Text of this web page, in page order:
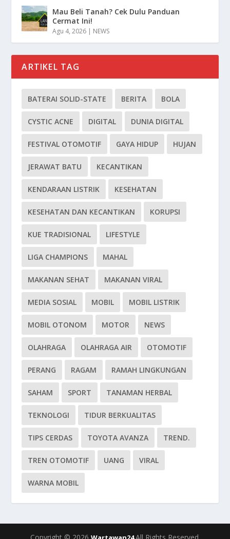
Mau Beli Tanah? Cek Dulu Panduan
Cermat Ini!
Agu 4, 2026 | NEWS
ARTIKEL TAG
BATERAI SOLID-STATE BERITA BOLA
CYSTIC ACNE DIGITAL DUNIA DIGITAL
FESTIVAL OTOMOTIF GAYA HIDUP HUJAN
JERAWAT BATU KECANTIKAN
KENDARAAN LISTRIK KESEHATAN
KESEHATAN DAN KECANTIKAN KORUPSI
KUE TRADISIONAL LIFESTYLE
LIGA CHAMPIONS MAHAL
MAKANAN SEHAT MAKANAN VIRAL
MEDIA SOSIAL MOBIL MOBIL LISTRIK
MOBIL OTONOM MOTOR NEWS
OLAHRAGA OLAHRAGA AIR OTOMOTIF
PERANG RAGAM RAMAH LINGKUNGAN
SAHAM SPORT TANAMAN HERBAL
TEKNOLOGI TIDUR BERKUALITAS
TIPS CERDAS TOYOTA AVANZA TREND.
TREN OTOMOTIF UANG VIRAL
WARNA MOBIL
Copyright © 2026 All Rights Reserved.